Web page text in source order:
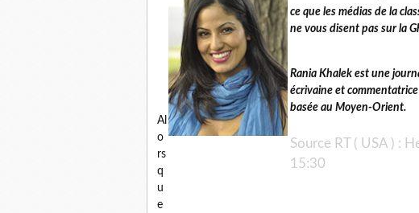
ce que les médias de la
ne vous disent pas sur la
Rania Khalek est une
écrivaine et
basée au Moyen-Orient.
Source RT ( USA ) :
15:30
Al
o
rs
q
u
e